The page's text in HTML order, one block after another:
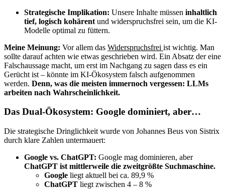
Strategische Implikation: Unsere Inhalte müssen inhaltlich
tief, logisch kohärent und widerspruchsfrei sein, um die KI-
Modelle optimal zu füttern.
Meine Meinung: Vor allem das Widerspruchsfrei ist wichtig. Man
sollte darauf achten wie etwas geschrieben wird. Ein Absatz der eine
Falschaussage macht, um erst im Nachgang zu sagen dass es ein
Gerücht ist – könnte im KI-Ökosystem falsch aufgenommen
werden. Denn, was die meisten immernoch vergessen: LLMs
arbeiten nach Wahrscheinlichkeit.
Das Dual-Ökosystem: Google dominiert, aber…
Die strategische Dringlichkeit wurde von Johannes Beus von Sistrix
durch klare Zahlen untermauert:
Google vs. ChatGPT: Google mag dominieren, aber
ChatGPT ist mittlerweile die zweitgrößte Suchmaschine.
Google liegt aktuell bei ca. 89,9 %
ChatGPT liegt zwischen 4 – 8 %